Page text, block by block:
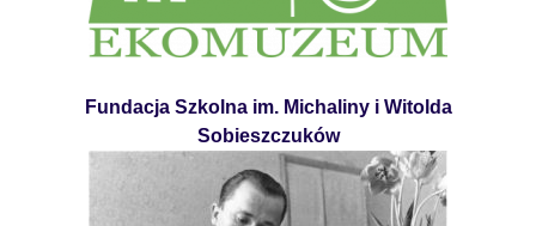
Fundacja Szkolna im. Michaliny i Witolda
Sobieszczuków